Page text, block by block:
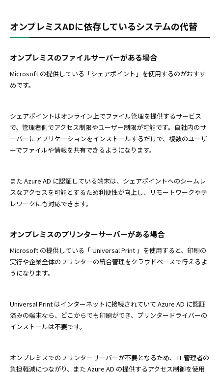
オンプレミスADに依存しているシステムの代替
オンプレミスのファイルサーバーがある場合
Microsoft の提供している「シェアポイント」を使用するのがおすす
めです。
シェアポイントはオンライン上でファイル管理を提供するサービス
で、管理者側でアクセス制限やユーザー制限が可能です。自社内のサ
ーバーにアプリケーションをインストールするだけで、複数のユーザ
ーでファイルや情報を共有できるようになります。
また Azure AD に認証している端末は、シェアポイントへのシームレ
スなアクセスを可能とするため利便性が向上し、リモートワークやテ
レワークにも対応できます。
オンプレミスのプリンターサーバーがある場合
Microsoft の提供している「 Universal Print 」を使用すると、印刷の
実行や企業全体のプリンターの統合管理をクラウドベースで行えるよ
うになります。
Universal Print はインターネットに接続されていて Azure AD に認証
済みの端末なら、どこからでも印刷ができ、プリンタードライバーの
インストールは不要です。
オンプレミスでのプリンターサーバーが不要となるため、 IT 管理者の
負担軽減につながり、また Azure AD の提供するアクセス制御を使用